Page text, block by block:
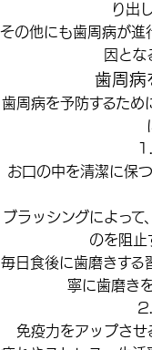
り出
その他にも歯周病が
因とな
歯周病
歯周病を予防するた
お口の中を清潔に保
ブラッシングによっ
のを阻止
毎日食後に歯磨きす
寧に歯磨き
免疫力をアップさせ